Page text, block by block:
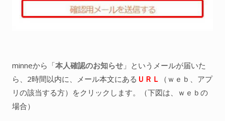
minneから「本人確認のお知らせ 」というメールが届いた
ら、2時間以内に、メール本文にある ＵＲＬ （ｗｅｂ、アプ
リの該当する方）をクリックします。（下図は、ｗｅｂの
場合）